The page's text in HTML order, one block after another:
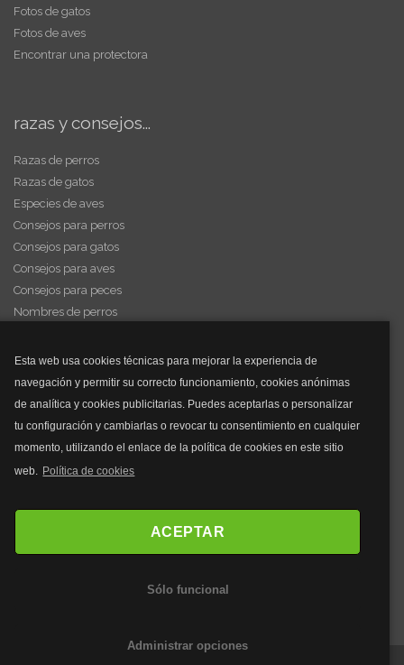
Esta web usa cookies técnicas para mejorar la experiencia de
navegación y permitir su correcto funcionamiento, cookies anónimas
de analítica y cookies publicitarias. Puedes aceptarlas o personalizar
tu configuración y cambiarlas o revocar tu consentimiento en cualquier
momento, utilizando el enlace de la política de cookies en este sitio
web. Política de cookies
ACEPTAR
Sólo funcional
Administrar opciones
Fotos de gatos
Fotos de aves
Encontrar una protectora
razas y consejos...
Razas de perros
Razas de gatos
Especies de aves
Consejos para perros
Consejos para gatos
Consejos para aves
Consejos para peces
Nombres de perros
y mucho más...